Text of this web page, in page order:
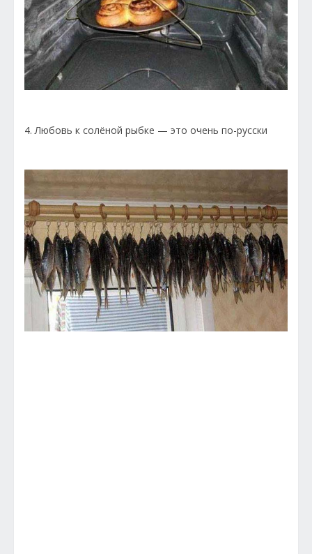
4. Любовь к солёной рыбке — это очень по-русски